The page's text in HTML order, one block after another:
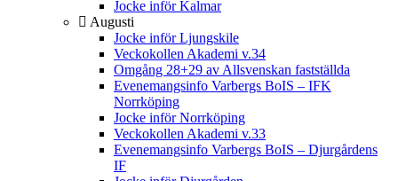
Jocke inför Kalmar
Augusti
Jocke inför Ljungskile
Veckokollen Akademi v.34
Omgång 28+29 av Allsvenskan fastställda
Evenemangsinfo Varbergs BoIS – IFK
Norrköping
Jocke inför Norrköping
Veckokollen Akademi v.33
Evenemangsinfo Varbergs BoIS – Djurgårdens
IF